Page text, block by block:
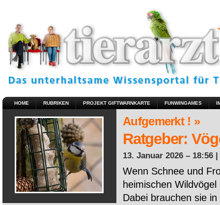
HOME RUBRIKEN PROJEKT GIFTWARNKARTE FUNWINGAMES
Aufgemerkt ! »
Ratgeber:
13. Januar 2026 – 18:56 |
Wenn Schnee und
heimischen
Dabei brauchen sie